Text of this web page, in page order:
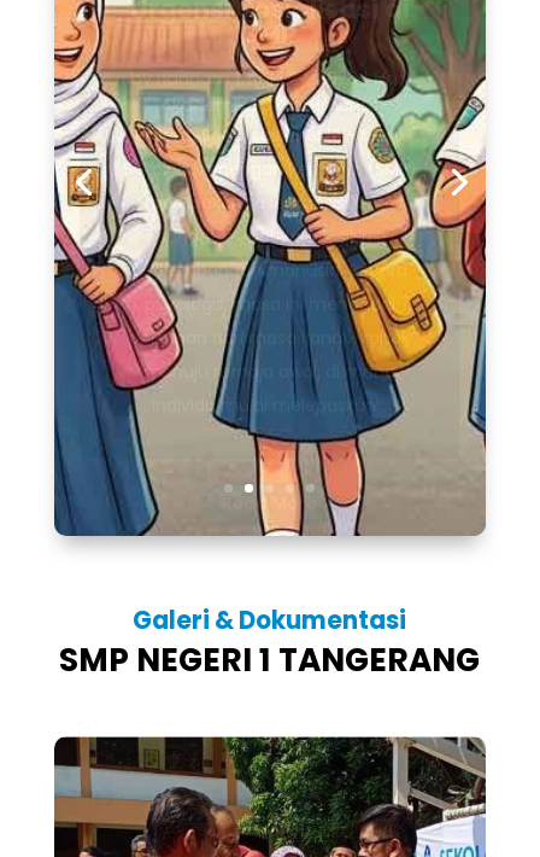
byriannam|April 27, 2026| Non
Akademik| 0 Comments
Urgensi Sosialisasi di SMP - Masa
Sekolah Menengah Pertama (SMP)
merupakan fase transisi yang
sangat krusial dalam siklus
perkembangan manusia. Secara
psikologis, masa ini menandai
peralihan dari masa kanak-kanak
menuju remaja awal, di mana
individu mulai melepaskan...
Read More
Galeri & Dokumentasi
SMP NEGERI 1 TANGERANG